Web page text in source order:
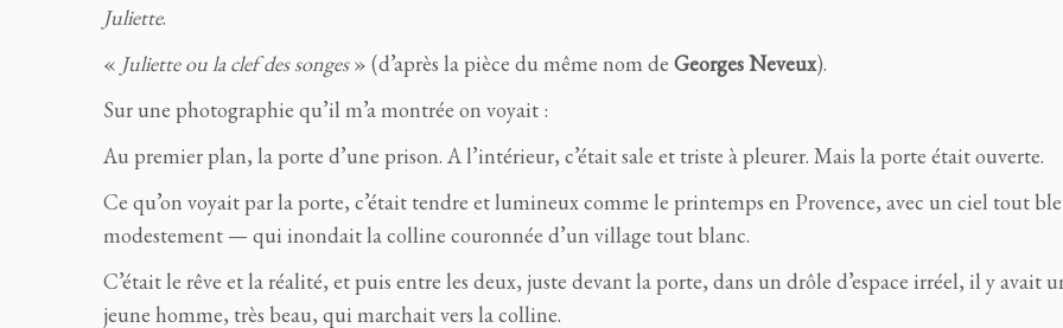
Juliette.
« Juliette ou la clef des songes» (d’après la pièce du même nom de Georges Neveux).
Sur une photographie qu’il m’a montrée on voyait :
Au premier plan, la porte d’une prison. A l’intérieur, c’était sale et triste à pleurer. Mais la porte était ouverte.
Ce qu’on voyait par la porte, c’était tendre et lumineux comme le printemps en Provence, avec un ciel tout
modestement — qui inondait la colline couronnée d’un village tout blanc.
C’était le rêve et la réalité, et puis entre les deux, juste devant la porte, dans un drôle d’espace irréel, il y avait
jeune homme, très beau, qui marchait vers la colline.